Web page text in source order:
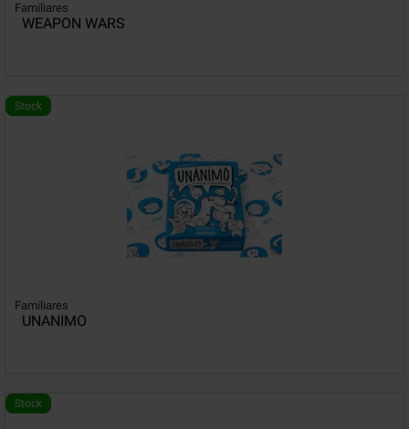
Familiares
WEAPON WARS
Stock
Familiares
UNANIMO
Stock